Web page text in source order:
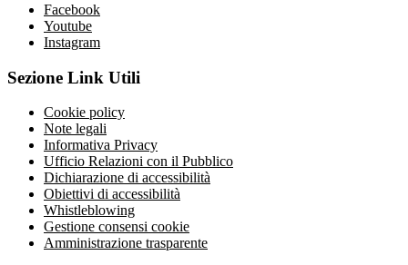
Facebook
Youtube
Instagram
Sezione Link Utili
Cookie policy
Note legali
Informativa Privacy
Ufficio Relazioni con il Pubblico
Dichiarazione di accessibilità
Obiettivi di accessibilità
Whistleblowing
Gestione consensi cookie
Amministrazione trasparente